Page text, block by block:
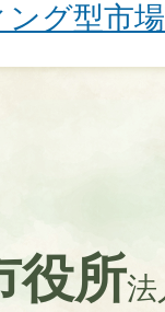
ング型市
役所法